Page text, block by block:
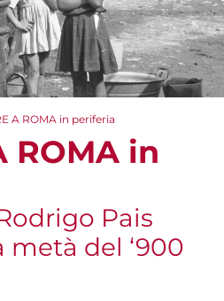
A ROMA in periferia
ROMA in
Pais
metà del ‘900